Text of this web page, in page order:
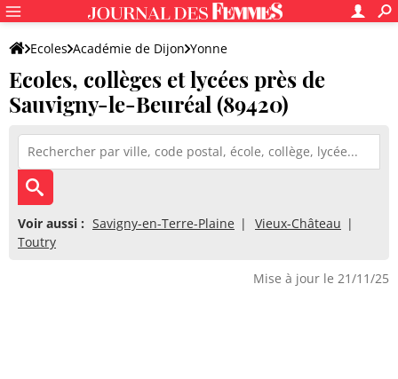
Ecoles Académie de Dijon Yonne
Ecoles, collèges et lycées près de
Sauvigny-le-Beuréal (89420)
Voir aussi : Savigny-en-Terre-Plaine
Vieux-Château
Toutry
Mise à jour le 21/11/25